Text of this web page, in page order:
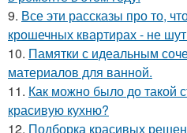
9. Все эти рассказы про то,
крошечных квартирах - не
10. Памятки с идеальным
материалов для ванной.
11. Как можно было до такой
красивую кухню?
12. Подборка красивых